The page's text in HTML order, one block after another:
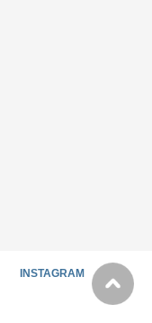
INSTAGRAM